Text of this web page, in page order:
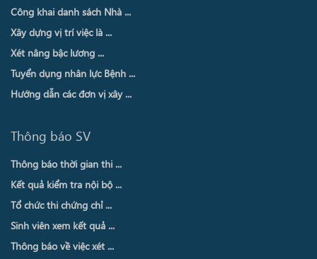
Công khai danh sách Nhà ...
Xây dựng vị trí việc là ...
Xét nâng bậc lương ...
Tuyển dụng nhân lực Bệnh ...
Hướng dẫn các đơn vị xây ...
Thông báo SV
Thông báo thời gian thi ...
Kết quả kiểm tra nội bộ ...
Tổ chức thi chứng chỉ ...
Sinh viên xem kết quả ...
Thông báo về việc xét ...